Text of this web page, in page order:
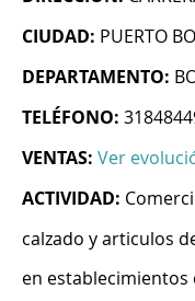
CIUDAD: PUERTO
DEPARTAMENTO:
TELÉFONO:
VENTAS: Ver
ACTIVIDAD:
calzado y articulos
en establecimientos